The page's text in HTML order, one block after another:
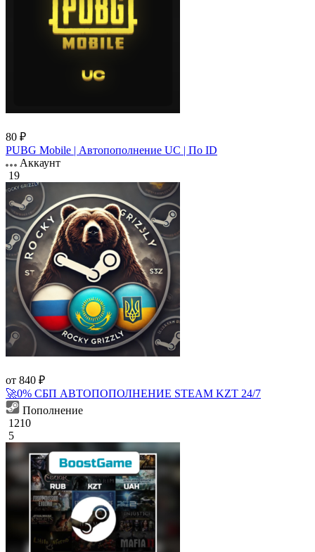
80 ₽
PUBG Mobile | Автопополнение UC | По ID
Аккаунт
19
от 840 ₽
🚀0% СБП АВТОПОПОЛНЕНИЕ STEAM KZT 24/7
Пополнение
1210
5